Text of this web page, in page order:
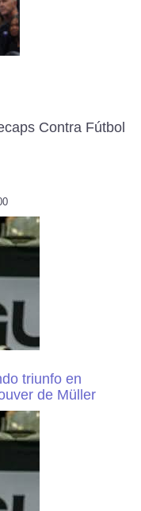
Contra Fútbol
triunfo en
de Müller